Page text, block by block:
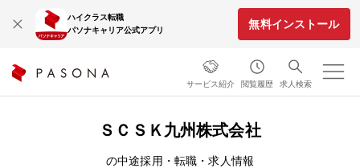
ハイクラス転職
パソナキャリア公式アプリ
無料インストール
サービス紹介 閲覧履歴 求人検索
ＳＣＳＫ九州株式会社
の中途採用・転職・求人情報